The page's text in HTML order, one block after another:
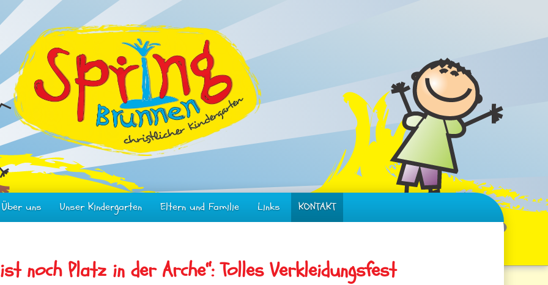
Über uns Unser Kindergarten Eltern und Familie Links KONTAKT
noch Platz in der Arche“: Tolles Verkleidungsfest